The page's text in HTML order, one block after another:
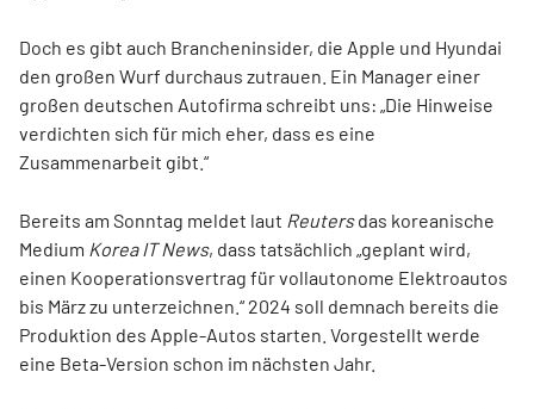
Doch es gibt auch Brancheninsider, die Apple und Hyundai
den großen Wurf durchaus zutrauen. Ein Manager einer
großen deutschen Autofirma schreibt uns: „Die Hinweise
verdichten sich für mich eher, dass es eine
Zusammenarbeit gibt.“
Bereits am Sonntag meldet laut Reutersdas koreanische
Medium Korea IT News, dass tatsächlich „geplant wird,
einen Kooperationsvertrag für vollautonome Elektroautos
bis März zu unterzeichnen.“ 2024 soll demnach bereits die
Produktion des Apple-Autos starten. Vorgestellt werde
eine Beta-Version schon im nächsten Jahr.